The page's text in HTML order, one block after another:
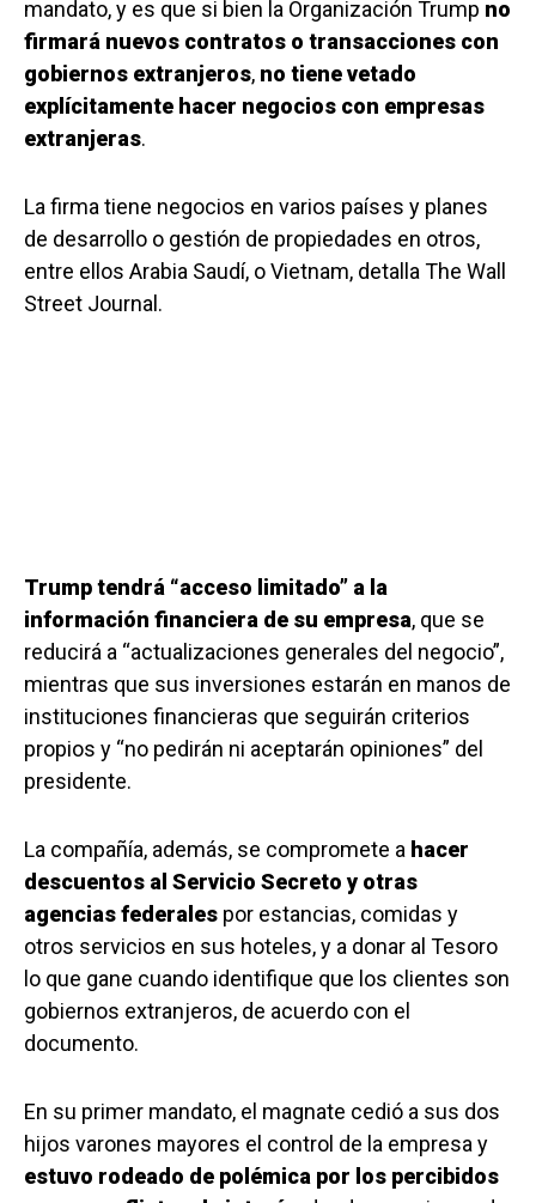
mandato, y es que si bien la Organización Trump no
firmará nuevos contratos o transacciones con
gobiernos extranjeros, no tiene vetado
explícitamente hacer negocios con empresas
extranjeras.
La firma tiene negocios en varios países y planes
de desarrollo o gestión de propiedades en otros,
entre ellos Arabia Saudí, o Vietnam, detalla The Wall
Street Journal.
Trump tendrá “acceso limitado” a la
información financiera de su empresa, que se
reducirá a “actualizaciones generales del negocio”,
mientras que sus inversiones estarán en manos de
instituciones financieras que seguirán criterios
propios y “no pedirán ni aceptarán opiniones” del
presidente.
La compañía, además, se compromete a hacer
descuentos al Servicio Secreto y otras
agencias federales por estancias, comidas y
otros servicios en sus hoteles, y a donar al Tesoro
lo que gane cuando identifique que los clientes son
gobiernos extranjeros, de acuerdo con el
documento.
En su primer mandato, el magnate cedió a sus dos
hijos varones mayores el control de la empresa y
estuvo rodeado de polémica por los percibidos